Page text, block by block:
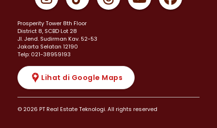
Prosperity Tower 8th Floor
District 8, SCBD Lot 28
JI. Jend. Sudirman Kav. 52-53
Jakarta Selatan 12190
Telp: 021-38959193
Lihat di Google Maps
© 2026 PT Real Estate Teknologi. All rights reserved